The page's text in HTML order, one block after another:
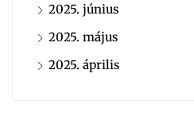
2025. június
2025. május
2025. április